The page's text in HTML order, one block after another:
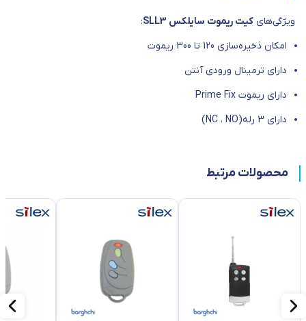
ویژگی‎‌های کیت ریموت سایلکس SLL3
:
امکان ذخیره‌سازی 120 تا 300 ریموت
دارای ترمینال ورودی آنتن
دارای ریموت Prime Fix
دارای 3 رله(NC ، NO)
محصولات مرتبط